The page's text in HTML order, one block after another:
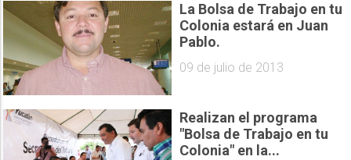
La Bolsa de Trabajo en tu
Colonia estará en Juan
Pablo.
09 de julio de 2013
Realizan el programa
"Bolsa de Trabajo en tu
Colonia" en la...